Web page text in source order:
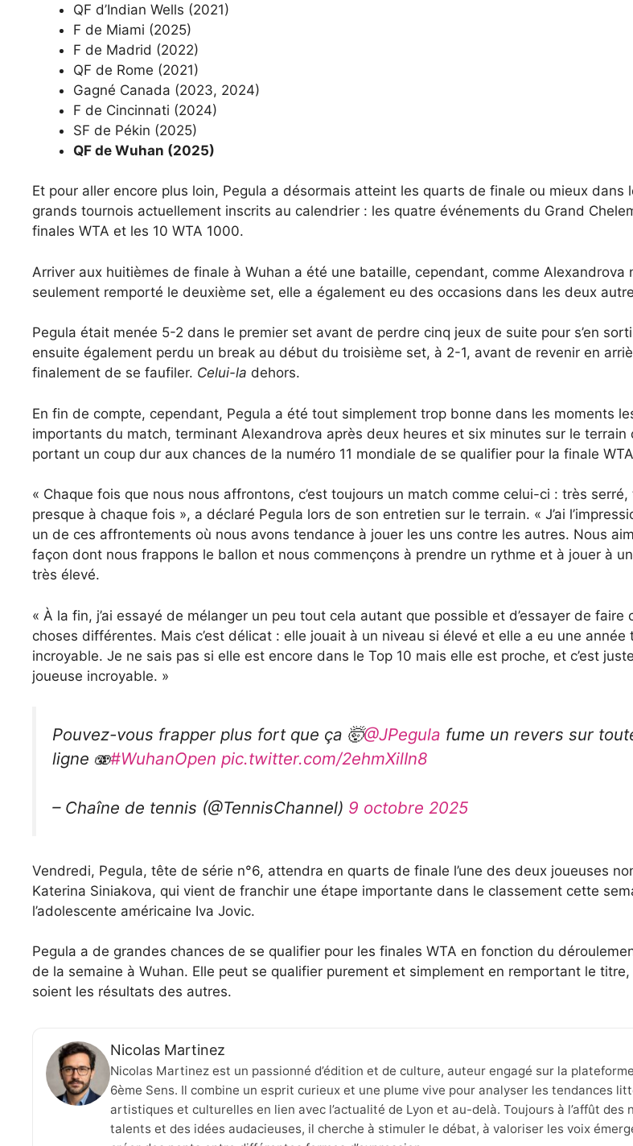
QF d’Indian Wells (2021)
F de Miami (2025)
F de Madrid (2022)
QF de Rome (2021)
Gagné Canada (2023, 2024)
F de Cincinnati (2024)
SF de Pékin (2025)
QF de Wuhan (2025)
Et pour aller encore plus loin, Pegula a désormais atteint les quarts de finale ou mieux dans
grands tournois actuellement inscrits au calendrier : les quatre événements du Grand
finales WTA et les 10 WTA 1000.
Arriver aux huitièmes de finale à Wuhan a été une bataille, cependant, comme Alexandrova
seulement remporté le deuxième set, elle a également eu des occasions dans les deux
Pegula était menée 5-2 dans le premier set avant de perdre cinq jeux de suite pour s’en
ensuite également perdu un break au début du troisième set, à 2-1, avant de revenir en
finalement de se faufiler. Celui-la dehors.
En fin de compte, cependant, Pegula a été tout simplement trop bonne dans les moments
importants du match, terminant Alexandrova après deux heures et six minutes sur le terrain
portant un coup dur aux chances de la numéro 11 mondiale de se qualifier pour la finale
« Chaque fois que nous nous affrontons, c’est toujours un match comme celui-ci : très serré,
presque à chaque fois », a déclaré Pegula lors de son entretien sur le terrain. « J’ai
un de ces affrontements où nous avons tendance à jouer les uns contre les autres. Nous
façon dont nous frappons le ballon et nous commençons à prendre un rythme et à jouer à
très élevé.
« À la fin, j’ai essayé de mélanger un peu tout cela autant que possible et d’essayer de faire
choses différentes. Mais c’est délicat : elle jouait à un niveau si élevé et elle a eu une année
incroyable. Je ne sais pas si elle est encore dans le Top 10 mais elle est proche, et c’est
joueuse incroyable. »
Pouvez-vous frapper plus fort que ça 🤯@JPegula fume un revers sur
ligne 🫨#WuhanOpen pic.twitter.com/2ehmXilIn8
– Chaîne de tennis (@TennisChannel) 9 octobre 2025
Vendredi, Pegula, tête de série n°6, attendra en quarts de finale l’une des deux joueuses
Katerina Siniakova, qui vient de franchir une étape importante dans le classement cette
l’adolescente américaine Iva Jovic.
Pegula a de grandes chances de se qualifier pour les finales WTA en fonction du
de la semaine à Wuhan. Elle peut se qualifier purement et simplement en remportant le titre,
soient les résultats des autres.
Nicolas Martinez
Nicolas Martinez est un passionné d’édition et de culture, auteur engagé sur la
6ème Sens. Il combine un esprit curieux et une plume vive pour analyser les tendances
artistiques et culturelles en lien avec l’actualité de Lyon et au-delà. Toujours à l’affût des
talents et des idées audacieuses, il cherche à stimuler le débat, à valoriser les voix